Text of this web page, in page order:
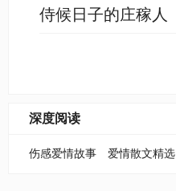
侍候日子的庄稼人
深度阅读
伤感爱情故事 爱情散文精选